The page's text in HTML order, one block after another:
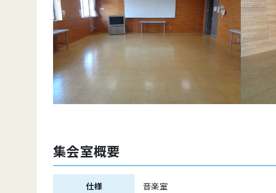
集会室概要
仕様 音楽室